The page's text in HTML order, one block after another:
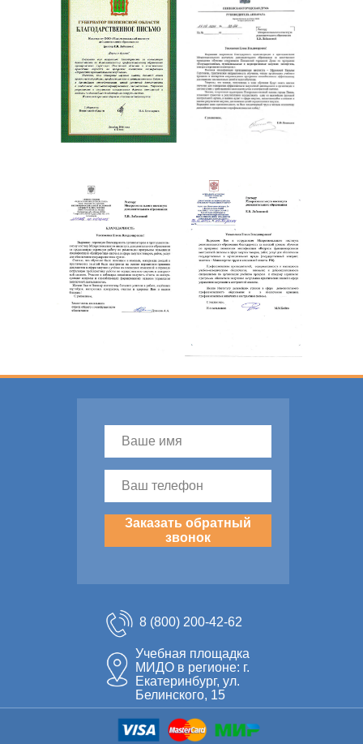
8 (800) 200-42-62
Учебная площадка
МИДО в регионе: г.
Екатеринбург, ул.
Белинского, 15
Заказать обратный
звонок